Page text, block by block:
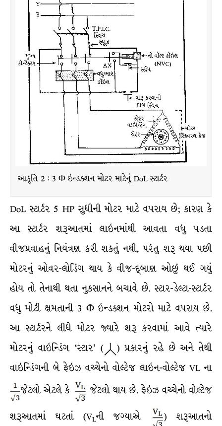
આકૃતિ 2 : 3 Φ ઇન્ડક્શન મોટર માટેનું DoL સ્ટાર્ટર
DoL સ્ટાર્ટર 5 HP સુધીની મોટર માટે વપરાય છે; કારણ કે
આ સ્ટાર્ટર શરૂઆતમાં લાઇનમાંથી આવતા વધુ પડતા
વીજપ્રવાહનું નિયંત્રણ કરી શકતું નથી, પરંતુ શરૂ થયા પછી
મોટરનું ઓવર-લોડિંગ થાય કે વીજ-દ્બાણ ઓછું થઈ ગયું
હોય તો તેનાથી થતા નુકસાનને બચાવે છે. સ્ટાર-ડેલ્ટા-સ્ટાર્ટર
વધુ મોટી ક્ષમતાની 3 Φ ઇન્ડક્શન મોટરો માટે વપરાય છે.
આ સ્ટાર્ટરને લીધે મોટર જ્યારે શરૂ કરવામાં આવે ત્યારે
મોટરનું વાઇન્ડિંગ ‘સ્ટાર’ (
) પ્રકારનું રહે છે અને તેથી
વાઇન્ડિંગની બે ફેઇઝ વચ્ચેનો વોલ્ટેજ લાઇન-વોલ્ટેજ VL ના
જેટલો એટલે કે
જેટલો થાય છે. ફેઇઝ વચ્ચેનો વોલ્ટેજ
શરૂઆતમાં ઘટતાં (VLની જગ્યાએ
) શરૂઆતનો